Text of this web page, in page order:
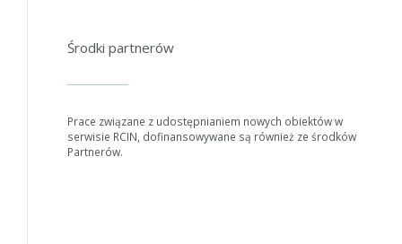
Środki partnerów
Prace związane z udostępnianiem nowych obiektów w
serwisie RCIN, dofinansowywane są również ze środków
Partnerów.